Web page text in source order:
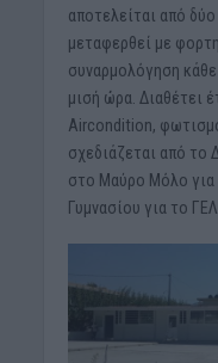
αποτελείται από
μεταφερθεί με
συναρμολόγηση
μισή ώρα. Διαθέτει
Aircondition,
σχεδιάζεται από το
στο Μαύρο Μόλο
Γυμνασίου για το